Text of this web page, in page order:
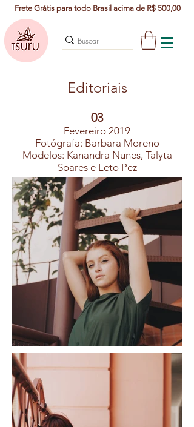
Frete Grátis para todo Brasil acima de R$ 500,00
Editoriais
03
Fevereiro 2019
Fotógrafa: Barbara Moreno
Modelos: Kanandra Nunes, Talyta
Soares e Leto Pez